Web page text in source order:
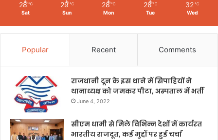
28 ℃
Sat
29 ℃
Sun
28 ℃
Mon
28 ℃
Tue
32 ℃
Wed
Popular Recent Comments
राजधानी दून के इस थाने में सिपाहियों ने
थानाध्यक्ष को जमकर पीटा, अस्पताल में भर्ती
June 4, 2022
सीएम धामी से मिले विभिन्न देशों में कार्यरत
भारतीय राजदूत, कई मुद्दों पर हुई चर्चा